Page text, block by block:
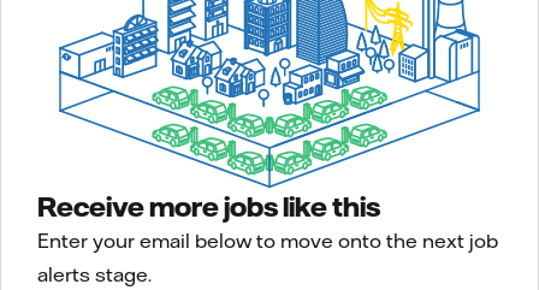
Receive more jobs like this
Enter your email below to move onto the next job
alerts stage.